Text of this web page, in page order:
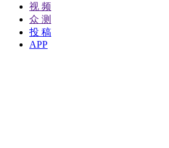
视 频
众 测
投 稿
APP